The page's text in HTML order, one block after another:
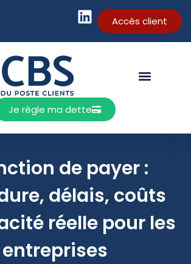
Accès client
Je règle ma dette
de payer :
délais, coûts
réelle pour les
entreprises